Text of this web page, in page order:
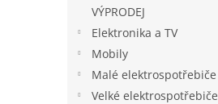
VÝPRODEJ
Elektronika a TV
Mobily
Malé elektrospotřebiče
Velké elektrospotřebiče